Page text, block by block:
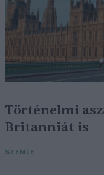
Történelmi
Britanniát is
SZEMLE